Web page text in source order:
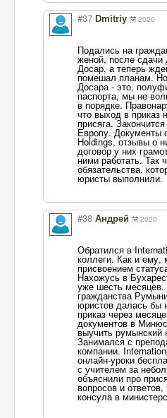
#37 Dmitriy 2020
Подались на
женой, после сдачи
Досар, а теперь
помешал планам. Но
Досара - это,
паспорта, мы не
в порядке.
что выход в приказ
присяга.
Европу. Документы
Holdings, отзывы о
договор у них
ними работать. Так
обязательства,
юристы выполнили.
#38 Андрей 2020
Обратился в
коллеги. Как и ему,
присвоением
Нахожусь в
уже шесть
гражданства
юристов далась бы
приказ через
документов в
выучить румынский
Занимался с
компании.
онлайн-уроки
с учителем за
объяснили про
вопросов и
консула в